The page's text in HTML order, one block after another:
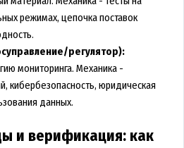
режимах, цепочка поставок
регулятор):
мониторинга. Механика -
кибербезопасность, юридическая
данных.
и верификация: как